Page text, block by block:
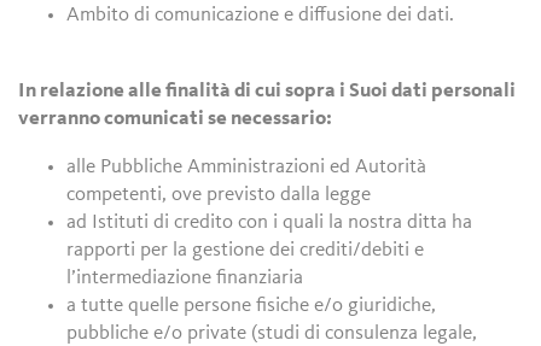
Ambito di comunicazione e diffusione dei dati.
In relazione alle finalità di cui sopra i Suoi dati personali
verranno comunicati se necessario:
alle Pubbliche Amministrazioni ed Autorità
competenti, ove previsto dalla legge
ad Istituti di credito con i quali la nostra ditta ha
rapporti per la gestione dei crediti/debiti e
l’intermediazione finanziaria
a tutte quelle persone fisiche e/o giuridiche,
pubbliche e/o private (studi di consulenza legale,